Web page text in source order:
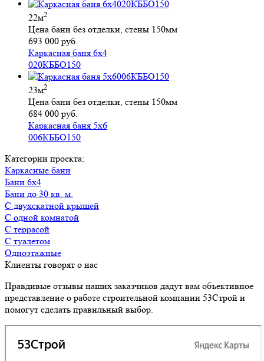
22м2
Цена бани без отделки, стены 150мм
693 000 руб.
Каркасная баня 6х4
020КББО150
23м2
Цена бани без отделки, стены 150мм
684 000 руб.
Каркасная баня 5х6
006КББО150
Категории проекта:
Каркасные бани
Бани 6х4
Бани до 30 кв. м.
с двухскатной крышей
с одной комнатой
с террасой
с туалетом
Одноэтажные
Клиенты говорят о нас
Правдивые отзывы наших заказчиков дадут вам объективное
представление о работе строительной компании 53Строй и
помогут сделать правильный выбор.